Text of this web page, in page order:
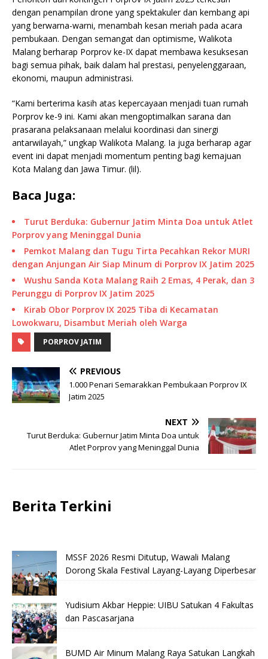
dengan penampilan drone yang spektakuler dan kembang api
yang berwarna-warni, menambah kesan meriah pada acara
pembukaan. Dengan semangat dan optimisme, Walikota
Malang berharap Porprov ke-IX dapat membawa kesuksesan
bagi semua pihak, baik dalam hal prestasi, penyelenggaraan,
ekonomi, maupun administrasi.
“Kami berterima kasih atas kepercayaan menjadi tuan rumah
Porprov ke-9 ini. Kami akan mengoptimalkan sarana dan
prasarana pelaksanaan melalui koordinasi dan sinergi
antarwilayah,” ungkap Walikota Malang. Ia juga berharap agar
event ini dapat menjadi momentum penting bagi kemajuan
Kota Malang dan Jawa Timur. (lil).
Baca Juga:
Turut Berduka: Gubernur Jatim Minta Doa untuk Atlet
Porprov yang Meninggal Dunia
Pemkot Malang dan Tugu Tirta Pecahkan Rekor MURI
dengan Anjungan Air Siap Minum di Porprov IX Jatim 2025
Wushu Sanda Kota Malang Raih 2 Emas, 4 Perak, dan 3
Perunggu di Porprov IX Jatim 2025
Kirab Obor Porprov IX 2025 Tiba di Kecamatan
Lowokwaru, Disambut Meriah oleh Warga
PORPROV JATIM
PREVIOUS
1.000 Penari Semarakkan Pembukaan Porprov IX
Jatim 2025
NEXT
Turut Berduka: Gubernur Jatim Minta Doa untuk
Atlet Porprov yang Meninggal Dunia
Berita Terkini
MSSF 2026 Resmi Ditutup, Wawali Malang
Dorong Skala Festival Layang-Layang Diperbesar
Yudisium Akbar Heppie: UIBU Satukan 4 Fakultas
dan Pascasarjana
BUMD Air Minum Malang Raya Satukan Langkah